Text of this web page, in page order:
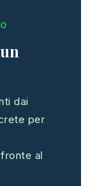
dai
per
al